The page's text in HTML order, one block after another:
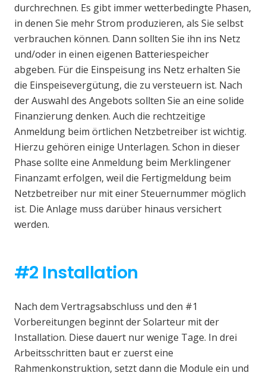
durchrechnen. Es gibt immer wetterbedingte Phasen,
in denen Sie mehr Strom produzieren, als Sie selbst
verbrauchen können. Dann sollten Sie ihn ins Netz
und/oder in einen eigenen Batteriespeicher
abgeben. Für die Einspeisung ins Netz erhalten Sie
die Einspeisevergütung, die zu versteuern ist. Nach
der Auswahl des Angebots sollten Sie an eine solide
Finanzierung denken. Auch die rechtzeitige
Anmeldung beim örtlichen Netzbetreiber ist wichtig.
Hierzu gehören einige Unterlagen. Schon in dieser
Phase sollte eine Anmeldung beim Merklingener
Finanzamt erfolgen, weil die Fertigmeldung beim
Netzbetreiber nur mit einer Steuernummer möglich
ist. Die Anlage muss darüber hinaus versichert
werden.
#2 Installation
Nach dem Vertragsabschluss und den #1
Vorbereitungen beginnt der Solarteur mit der
Installation. Diese dauert nur wenige Tage. In drei
Arbeitsschritten baut er zuerst eine
Rahmenkonstruktion, setzt dann die Module ein und